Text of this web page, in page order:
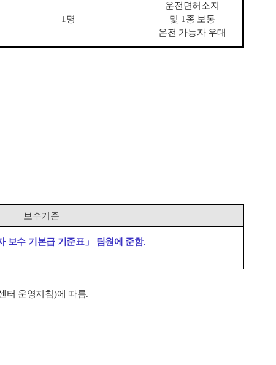
1 명
운전면허소지
및 1 종 보통
운전 가능자 우대
보수기준
보수 기본급 기준표 」 팀원에 준함.
터 운영지침)에 따름.